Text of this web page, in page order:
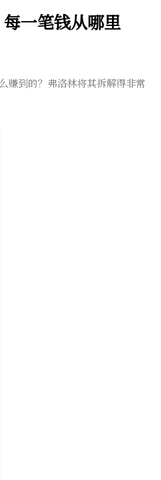
一笔钱从哪里
赚到的？弗洛林将其拆解得非常